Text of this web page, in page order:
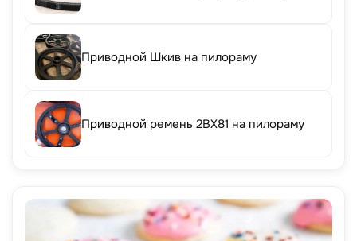
Приводной Шкив на пилораму
Приводной ремень 2BX81 на пилораму